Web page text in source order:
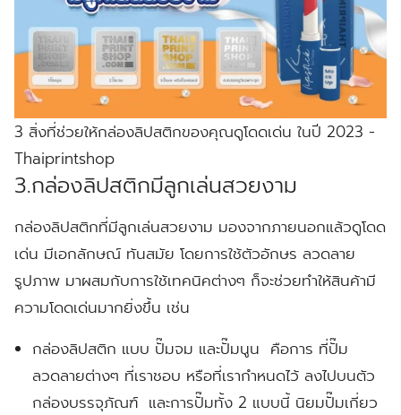
3 สิ่งที่ช่วยให้กล่องลิปสติกของคุณดูโดดเด่น ในปี 2023 -
Thaiprintshop
3.กล่องลิปสติกมีลูกเล่นสวยงาม
กล่องลิปสติกที่มีลูกเล่นสวยงาม มองจากภายนอกแล้วดูโดด
เด่น มีเอกลักษณ์ ทันสมัย โดยการใช้ตัวอักษร ลวดลาย
รูปภาพ มาผสมกับการใช้เทคนิคต่างๆ ก็จะช่วยทำให้สินค้ามี
ความโดดเด่นมากยิ่งขึ้น เช่น
กล่องลิปสติก แบบ ปั๊มจม และปั๊มนูน คือการ ที่ปั๊ม
ลวดลายต่างๆ ที่เราชอบ หรือที่เรากำหนดไว้ ลงไปบนตัว
กล่องบรรจุภัณฑ์ และการปั๊มทั้ง 2 แบบนี้ นิยมปั๊มเกี่ยว